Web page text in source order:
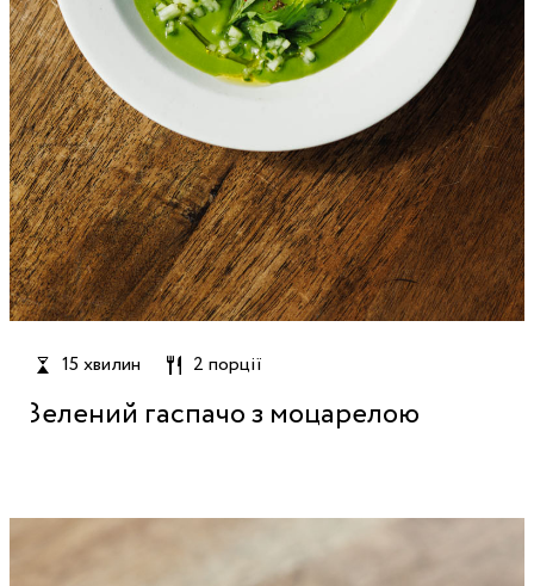
15 хвилин 2 порції
Зелений гаспачо з моцарелою